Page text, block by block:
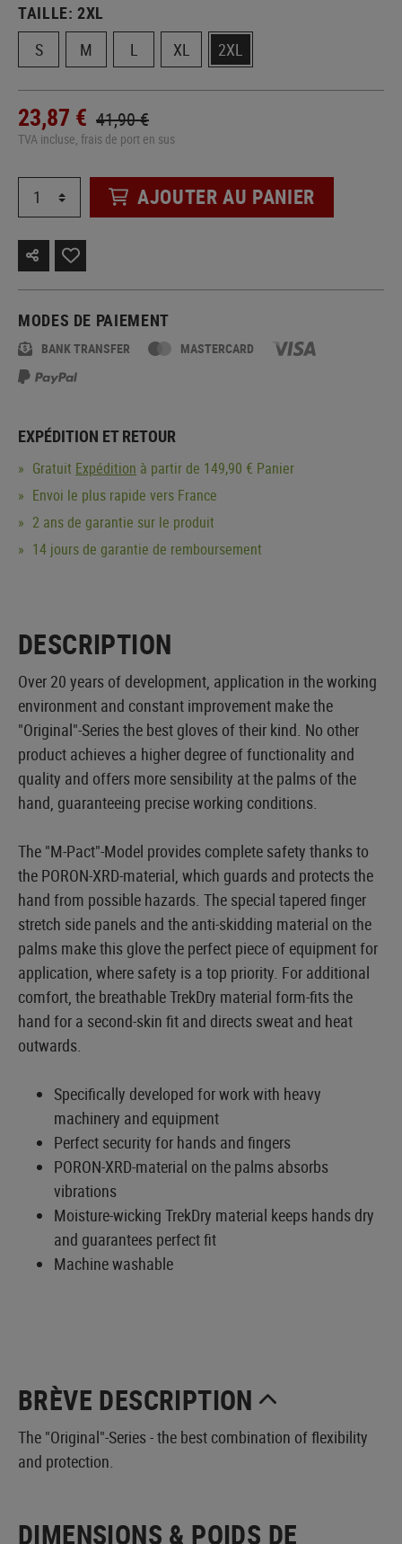
TAILLE:2XL
S
M L XL 2XL
23,87 € 41,90 €
TVA incluse, frais de port en sus
AJOUTER AU PANIER
MODES DE PAIEMENT
BANK TRANSFER MASTERCARD
EXPÉDITION ET RETOUR
Gratuit Expédition à partir de 149,90 € Panier
Envoi le plus rapide vers France
2 ans de garantie sur le produit
14 jours de garantie de remboursement
DESCRIPTION
Over 20 years of development, application in the working
environment and constant improvement make the
"Original"-Series the best gloves of their kind. No other
product achieves a higher degree of functionality and
quality and offers more sensibility at the palms of the
hand, guaranteeing precise working conditions.
The "M-Pact"-Model provides complete safety thanks to
the PORON-XRD-material, which guards and protects the
hand from possible hazards. The special tapered finger
stretch side panels and the anti-skidding material on the
palms make this glove the perfect piece of equipment for
application, where safety is a top priority. For additional
comfort, the breathable TrekDry material form-fits the
hand for a second-skin fit and directs sweat and heat
outwards.
Specifically developed for work with heavy
machinery and equipment
Perfect security for hands and fingers
PORON-XRD-material on the palms absorbs
vibrations
Moisture-wicking TrekDry material keeps hands dry
and guarantees perfect fit
Machine washable
BRÈVE DESCRIPTION
The "Original"-Series - the best combination of flexibility
and protection.
DIMENSIONS & POIDS DE